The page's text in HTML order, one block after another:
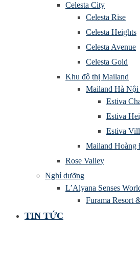
Celesta City
Celesta Rise
Celesta Heights
Celesta Avenue
Celesta Gold
Khu đô thị Mailand
Mailand Hà
Estiva
Estiva
Estiva
Mailand Hoàng
Rose Valley
Nghỉ dưỡng
L’Alyana Senses
Furama Resort
TIN TỨC